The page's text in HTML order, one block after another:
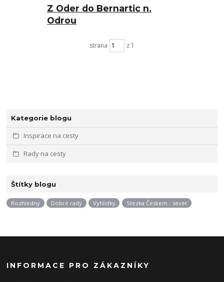
Kategorie blogu
Inspirace na cesty
Rady na cesty
Štítky blogu
Rozhledny Dobré rady Vyhlídky Stezka Českem - sever
Z Oder do Bernartic n.
Odrou
strana z 1
INFORMACE PRO ZÁKAZNÍKY